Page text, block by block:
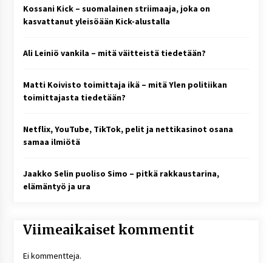
Kossani Kick – suomalainen striimaaja, joka on
kasvattanut yleisöään Kick-alustalla
Ali Leiniö vankila – mitä väitteistä tiedetään?
Matti Koivisto toimittaja ikä – mitä Ylen politiikan
toimittajasta tiedetään?
Netflix, YouTube, TikTok, pelit ja nettikasinot osana
samaa ilmiötä
Jaakko Selin puoliso Simo – pitkä rakkaustarina,
elämäntyö ja ura
Viimeaikaiset kommentit
Ei kommentteja.